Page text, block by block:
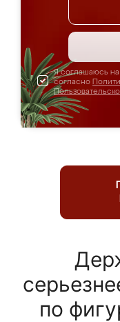
Я соглашаюсь
согласно
по